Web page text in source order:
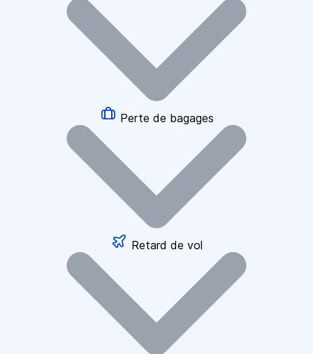
Perte de bagages
Retard de vol